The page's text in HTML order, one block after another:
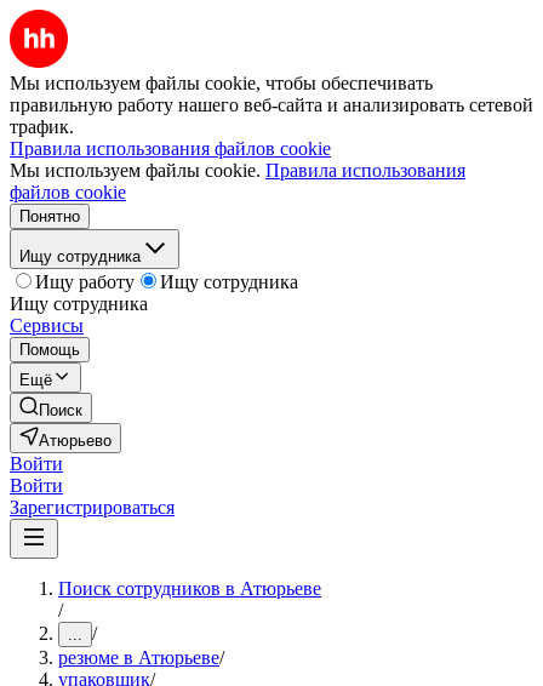
Мы используем файлы cookie, чтобы обеспечивать
правильную работу нашего веб-сайта и анализировать сетевой
трафик.
Правила использования файлов cookie
Мы используем файлы cookie. Правила использования
файлов cookie
Понятно
Ищу сотрудника
Ищу работу
Ищу сотрудника
Ищу сотрудника
Сервисы
Помощь
Ещё
Поиск
Атюрьево
Войти
Войти
Зарегистрироваться
Поиск сотрудников в Атюрьеве
/
... /
резюме в Атюрьеве/
упаковщик/